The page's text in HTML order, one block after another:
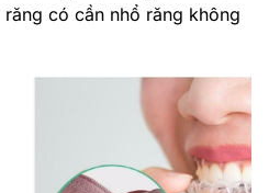
có cần nhổ răng không